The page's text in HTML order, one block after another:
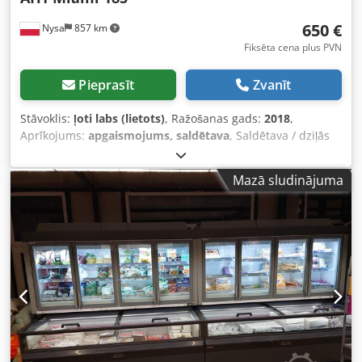
Nysa 857 km 650 €
Fiksēta cena plus PVN
Pieprasīt Zvanīt
Stāvoklis: ļoti labs (lietots), Ražošanas gads: 2018,
Aprīkojums: apgaismojums, saldētava, Saldētava / dziļās
saldēšanas lāde AHT MIAMI 185 AD (U) R290 Lietota iekārta
– ļoti labā stāvoklī – pārbaudīta un pilnībā funkcionējoša.
AD – Pusautomātiska atkušņošanas sistēma Dzesēšanas
aģents – R290 Dzesēšana: +3 °C līdz +15 °C Dziļā saldēšana:
-18 °C līdz -23 °C AHT LED iekšējais apgaismojums
nodrošina vēl pievilcīgāku preču prezentāciju Īpašība:
gatava lietošanai (vienkārši pieslēgt) Piegādes izmaksas
atkarīgas no svara, tilpuma un it īpaši no attāluma.
Pieprasot piedāvājumu, svarīgi norādīt: piegādes adresi
(pasta indekss un pilsēta). Par papildu detaļām
nepieciešama telefona saruna, tādēļ lūdzam sazināties ar
mums telefoniski, lai precizētu transporta izmaksas un
citas piegādes nianses. Mūsu kontaktinformācija atrodama
Mazā sludinājuma